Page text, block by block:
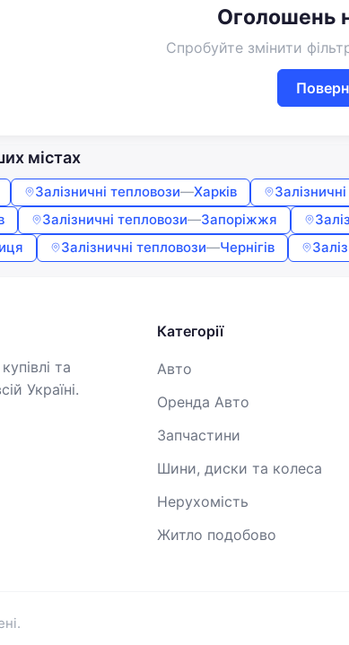
Оголошень
Спробуйте змінити
містах
Залізничні тепловози—Харків
Залізничні тепловози—Запоріжжя
Залізничні тепловози—Чернігів
та
Україні.
Категорії
Авто
Оренда Авто
Запчастини
Шини, диски та колеса
Нерухомість
Житло подобово
Пароль
Запам'ятати мене
Продовжуючи, ви